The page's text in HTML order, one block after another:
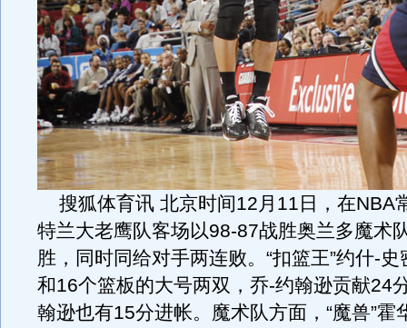
搜狐体育讯 北京时间12月11日，在NBA
特兰大老鹰队客场以98-87战胜奥兰多魔术
胜，同时同给对手两连败。“扣篮王”约什-
和16个篮板的大号两双，乔-约翰逊贡献24
翰逊也有15分进帐。魔术队方面，“魔兽”霍